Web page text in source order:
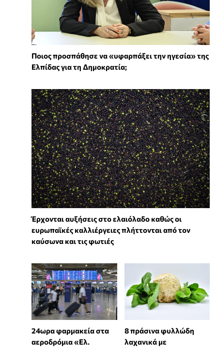
Ποιος προσπάθησε να «υφαρπάξει την ηγεσία» της
Ελπίδας για τη Δημοκρατία;
Έρχονται αυξήσεις στο ελαιόλαδο καθώς οι
ευρωπαϊκές καλλιέργειες πλήττονται από τον
καύσωνα και τις φωτιές
24ωρα φαρμακεία στα
αεροδρόμια «Ελ.
8 πράσινα φυλλώδη
λαχανικά με